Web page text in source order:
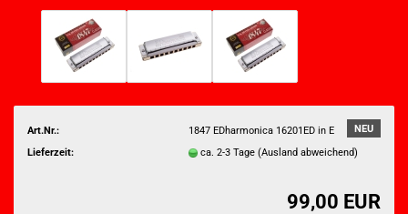
NEU
Art.Nr.:
1847 EDharmonica 16201ED in E
Lieferzeit:
ca. 2-3 Tage (Ausland abweichend)
99,00 EUR